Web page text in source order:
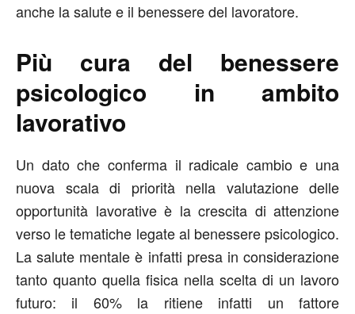
anche la salute e il benessere del lavoratore.
Più cura del benessere
psicologico in ambito
lavorativo
Un dato che conferma il radicale cambio e una
nuova scala di priorità nella valutazione delle
opportunità lavorative è la crescita di attenzione
verso le tematiche legate al benessere psicologico.
La salute mentale è infatti presa in considerazione
tanto quanto quella fisica nella scelta di un lavoro
futuro: il 60% la ritiene infatti un fattore